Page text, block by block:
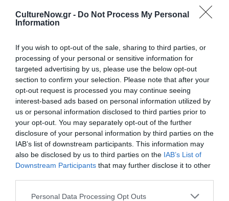
CultureNow.gr - Do Not Process My Personal
Information
If you wish to opt-out of the sale, sharing to third parties, or
processing of your personal or sensitive information for
targeted advertising by us, please use the below opt-out
section to confirm your selection. Please note that after your
opt-out request is processed you may continue seeing
interest-based ads based on personal information utilized by
us or personal information disclosed to third parties prior to
your opt-out. You may separately opt-out of the further
disclosure of your personal information by third parties on the
IAB’s list of downstream participants. This information may
also be disclosed by us to third parties on the IAB’s List of
Downstream Participants that may further disclose it to other
Personal Data Processing Opt Outs
Χαρτικά-Καθαριστικά-Πάνες για βρέφη και ενήλικες
Never on Sunday
Η ιστορία των Never On Sunday ξεκινάει το 1970, ως
μία ομάδα φίλων στον Πειραιά, που έκαναν παρέα,
παίζοντας rhythm and blues και ροκ. Τις μουσικές αυτές
τις άκουσαν από αμερικάνικους και αγγλικούς δίσκους
που έφερναν φίλοι ναυτικοί στο λιμάνι, τη δεκαετία
του ’60. Μέσα στις επόμενες δεκαετίες, η παρέα
συνέχισε να μαζεύεται και να περνάει καλά, με αφορμή
πάντα τη μουσική. Τον Ιανουάριο του 2022, με ριζικά
διαφορετική σύσταση, οι Never On Sunday
μεταμορφώθηκαν σε συγκρότημα και αποφάσισαν να